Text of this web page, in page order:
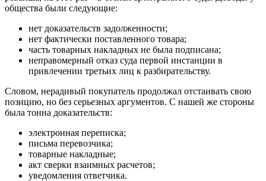
общества были следующие:
нет доказательств задолженности;
нет фактически поставленного товара;
часть товарных накладных не была подписана;
неправомерный отказ суда первой инстанции в
привлечении третьих лиц к разбирательству.
Словом, нерадивый покупатель продолжал отстаивать свою
позицию, но без серьезных аргументов. С нашей же стороны
была тонна доказательств:
электронная переписка;
письма перевозчика;
товарные накладные;
акт сверки взаимных расчетов;
уведомления ответчика.